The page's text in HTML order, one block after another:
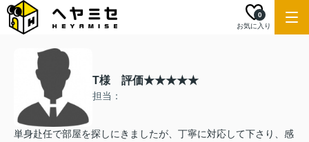
お気に入り
0
T様 評価★★★★★
担当：
単身赴任で部屋を探しにきましたが、丁寧に対応して下さり、感